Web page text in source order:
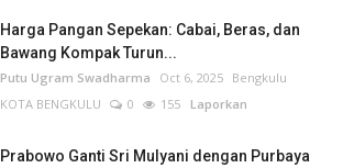
Harga Pangan Sepekan: Cabai, Beras, dan
Bawang Kompak Turun...
Putu Ugram Swadharma Oct 6, 2025 Bengkulu
KOTA BENGKULU
0 155 Laporkan
Prabowo Ganti Sri Mulyani dengan Purbaya